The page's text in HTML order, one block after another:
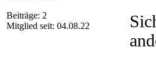
Beiträge: 2
Mitglied seit: 04.08.22